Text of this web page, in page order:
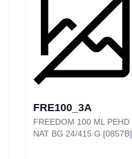
FRE100_3A
FREEDOM 100 ML PEHD
NAT BG 24/415 G [0857B]